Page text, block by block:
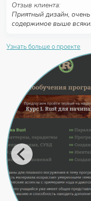
Отзыв клиента:
Приятный дизайн,
содержимое выше
Узнать больше о проекте